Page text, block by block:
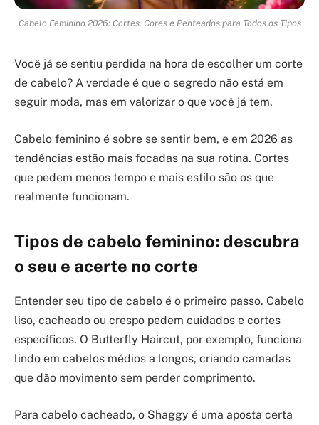
Cabelo Feminino 2026: Cortes, Cores e Penteados para Todos os Tipos
Você já se sentiu perdida na hora de escolher um corte
de cabelo? A verdade é que o segredo não está em
seguir moda, mas em valorizar o que você já tem.
Cabelo feminino é sobre se sentir bem, e em 2026 as
tendências estão mais focadas na sua rotina. Cortes
que pedem menos tempo e mais estilo são os que
realmente funcionam.
Tipos de cabelo feminino: descubra
o seu e acerte no corte
Entender seu tipo de cabelo é o primeiro passo. Cabelo
liso, cacheado ou crespo pedem cuidados e cortes
específicos. O Butterfly Haircut, por exemplo, funciona
lindo em cabelos médios a longos, criando camadas
que dão movimento sem perder comprimento.
Para cabelo cacheado, o Shaggy é uma aposta certa